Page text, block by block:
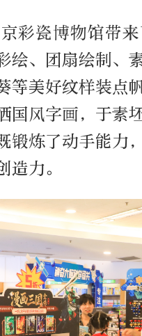
彩瓷博物馆带
绘、团扇绘制、
等美好纹样装点
国风字画，于素
锻炼了动手能力
造力。